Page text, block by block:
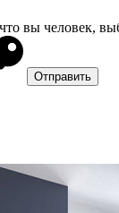
вы человек,